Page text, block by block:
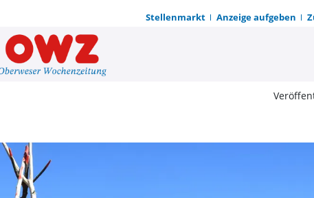
Stellenmarkt Anzeige aufgeben
Lütmarsen feiert